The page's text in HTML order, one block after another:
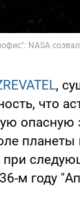
,
что
опасную
планеты
при
м году